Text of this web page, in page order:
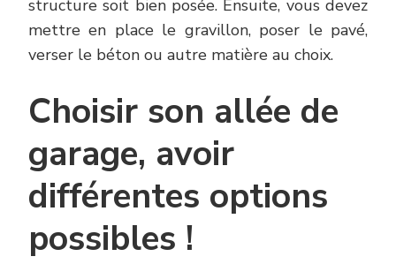
structure soit bien posée. Ensuite, vous devez
mettre en place le gravillon, poser le pavé,
verser le béton ou autre matière au choix.
Choisir son allée de
garage, avoir
différentes options
possibles !